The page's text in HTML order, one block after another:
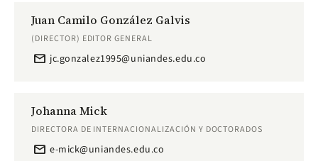
Juan Camilo González Galvis
(DIRECTOR) EDITOR GENERAL
email jc.gonzalez1995@uniandes.edu.co
Johanna Mick
DIRECTORA DE INTERNACIONALIZACIÓN Y DOCTORADOS
email e-mick@uniandes.edu.co